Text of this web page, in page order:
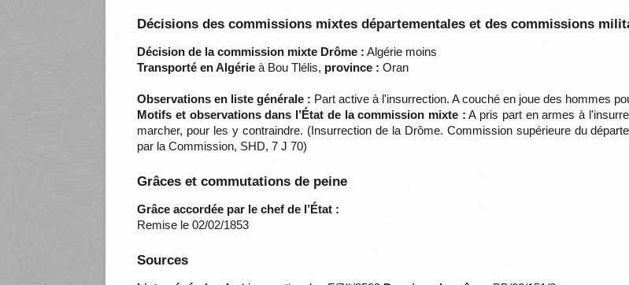
Décisions des commissions mixtes départementales et des commissions
Décision de la commission mixte Drôme : Algérie moins
Transporté en Algérie à Bou Tlélis, province : Oran
Observations en liste générale : Part active à l'insurrection. A couché en joue des hommes
Motifs et observations dans l’État de la commission mixte : A pris part en armes à
marcher, pour les y contraindre. (Insurrection de la Drôme. Commission supérieure du
par la Commission, SHD, 7 J 70)
Grâces et commutations de peine
Grâce accordée par le chef de l’État :
Remise le 02/02/1853
Sources